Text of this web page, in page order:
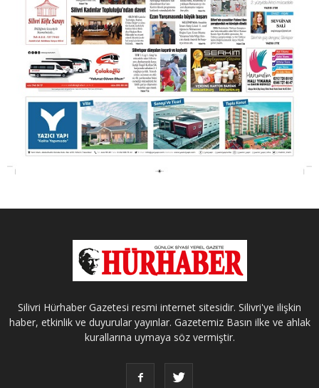
Silivri Hürhaber Gazetesi resmi internet sitesidir. Silivri'ye ilişkin
haber, etkinlik ve duyurular yayınlar. Gazetemiz Basın ilke ve ahlak
kurallarına uymaya söz vermiştir.